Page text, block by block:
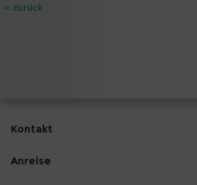
« zurück
Kontakt
Anreise